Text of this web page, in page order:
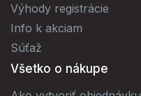
Výhody registrácie
Info k akciam
Súťaž
Všetko o nákupe